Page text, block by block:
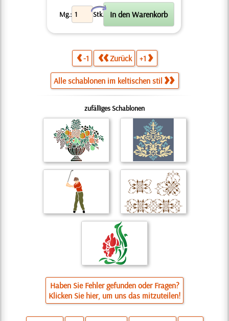
Mg.: Stk.
X
-1 Zurück +1
Alle schablonen im keltischen stil
zufälliges Schablonen
Haben Sie Fehler gefunden oder Fragen?
Klicken Sie hier, um uns das mitzuteilen!